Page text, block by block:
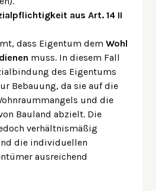
aus Art. 14 II
dass Eigentum demWohl
muss. In diesem Fall
des Eigentums
Bebauung, da sie auf die
und die
Bauland abzielt. Die
verhältnismäßig
die individuellen
ausreichend